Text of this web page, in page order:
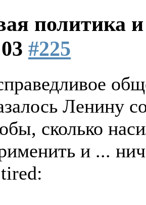
политика
#225
Ленину
сколько
и ...